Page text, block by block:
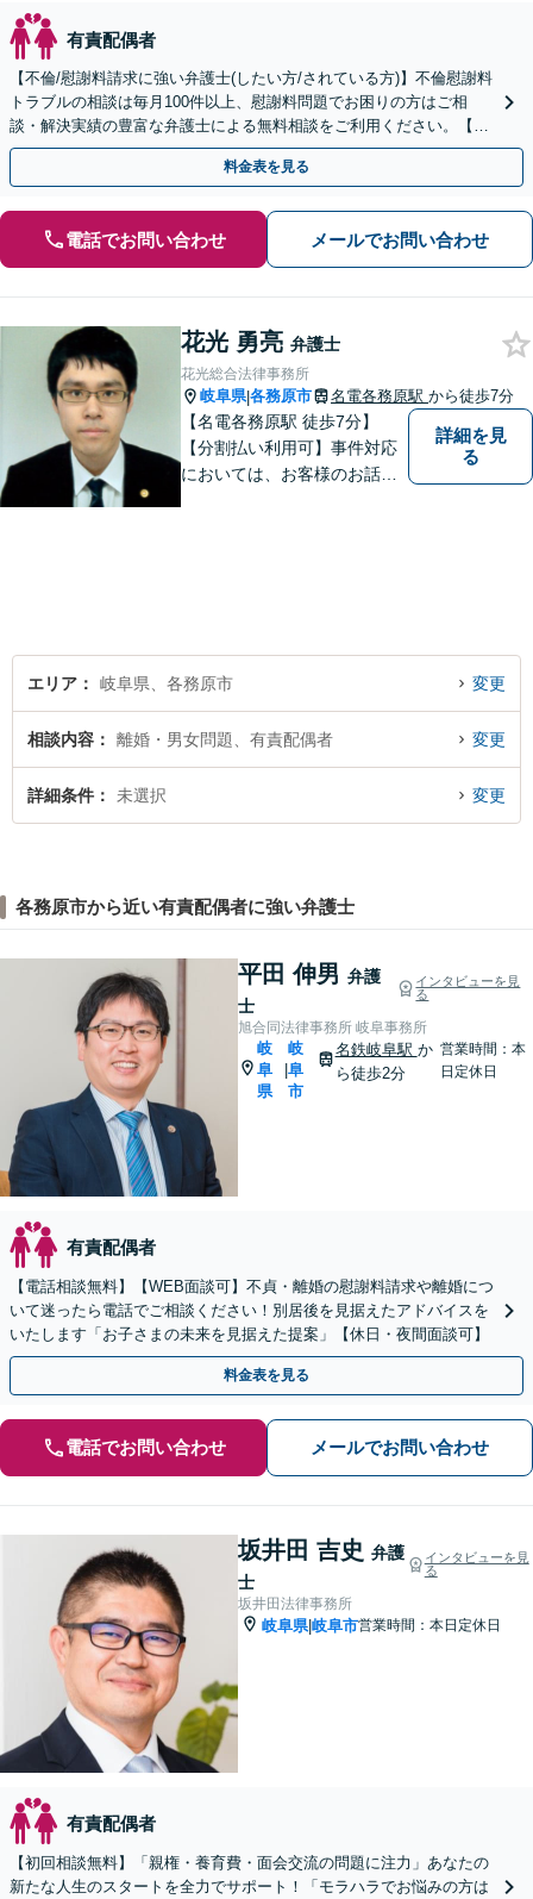
有責配偶者
【不倫/慰謝料請求に強い弁護士(したい方/されている方)】不倫慰謝料
トラブルの相談は毎月100件以上、慰謝料問題でお困りの方はご相
談・解決実績の豊富な弁護士による無料相談をご利用ください。【不
倫相談は初回0円】【全国対応】
料金表を見る
電話でお問い合わせ メールでお問い合わせ
花光 勇亮 弁護士
花光総合法律事務所
岐阜県|各務原市 名電各務原駅 から徒歩7分
【名電各務原駅 徒歩7分】
【分割払い利用可】事件対応
においては、お客様のお話を
詳細を見
る
エリア 岐阜県、各務原市 変更
相談内容 離婚・男女問題、有責配偶者 変更
詳細条件 未選択 変更
各務原市から近い有責配偶者に強い弁護士
平田 伸男 弁護
士
インタビューを見
る
旭合同法律事務所 岐阜事務所
岐
阜
県
|
岐
阜
市
名鉄岐阜駅 か
ら徒歩2分
営業時間：本
日定休日
有責配偶者
【電話相談無料】【WEB面談可】不貞・離婚の慰謝料請求や離婚につ
いて迷ったら電話でご相談ください！別居後を見据えたアドバイスを
いたします「お子さまの未来を見据えた提案」【休日・夜間面談可】
料金表を見る
電話でお問い合わせ メールでお問い合わせ
坂井田 吉史 弁護
士
インタビューを見
る
坂井田法律事務所
岐阜県|岐阜市営業時間：本日定休日
有責配偶者
【初回相談無料】「親権・養育費・面会交流の問題に注力」あなたの
新たな人生のスタートを全力でサポート！「モラハラでお悩みの方は